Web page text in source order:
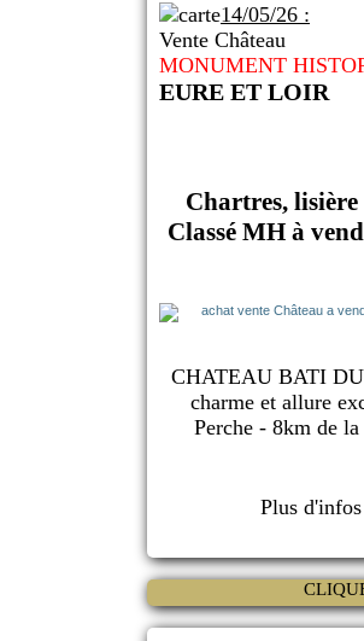
14/05/26 :
Vente Château
MONUMENT
EURE ET LOIR
Chartres,
Classé MH à
CHATEAU BATI
charme et allure
Perche - 8km de
Plus